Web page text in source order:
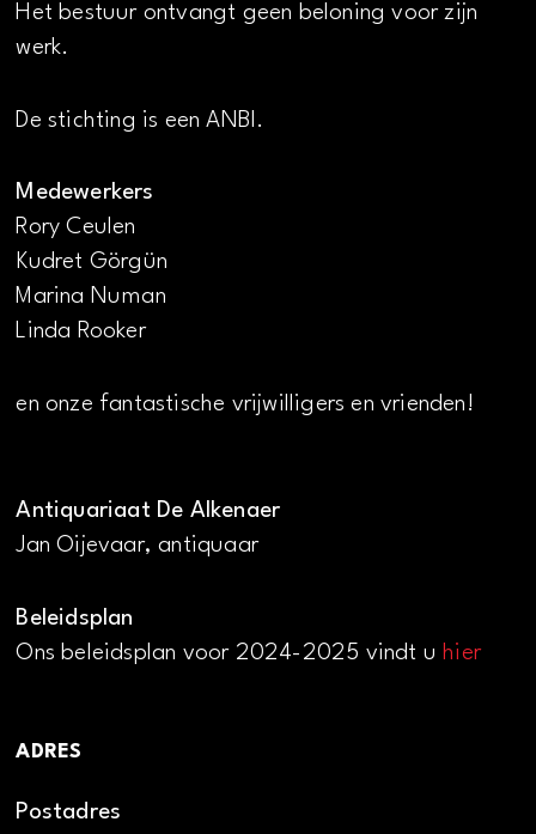
Het bestuur ontvangt geen beloning voor zijn
werk.
De stichting is een ANBI.
Medewerkers
Rory Ceulen
Kudret Görgün
Marina Numan
Linda Rooker
en onze fantastische vrijwilligers en vrienden!
Antiquariaat De Alkenaer
Jan Oijevaar, antiquaar
Beleidsplan
Ons beleidsplan voor 2024-2025 vindt u hier
ADRES
Postadres